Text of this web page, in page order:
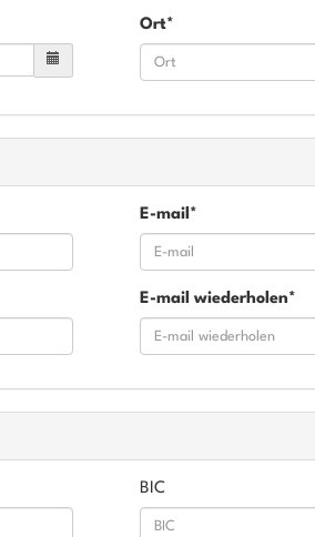
Ort*
E-mail*
E-mail wiederholen*
BIC